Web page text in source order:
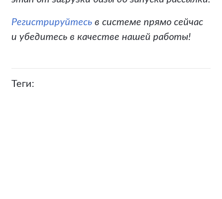
Регистрируйтесь в системе прямо сейчас
и убедитесь в качестве нашей работы!
Теги: